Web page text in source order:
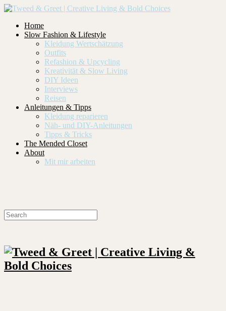
Home
Slow Fashion & Lifestyle
Kleidung Wertschätzung
Outfits
Refashion & Upcycling
Kreativität & Slow Living
DIY Ideen
Interviews
Reisen
Anleitungen & Tipps
Kleidung reparieren
Näh- und DIY-Anleitungen
Tipps & Tricks
The Mended Closet
About
Mit mir arbeiten